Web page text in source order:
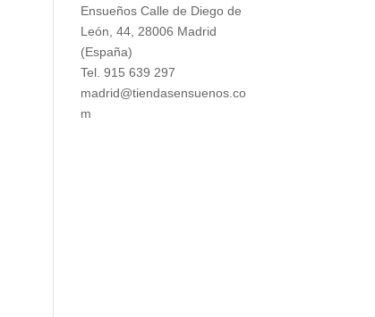
Ensueños Calle de Diego de
León, 44, 28006 Madrid
(España)
Tel. 915 639 297
madrid@tiendasensuenos.co
m